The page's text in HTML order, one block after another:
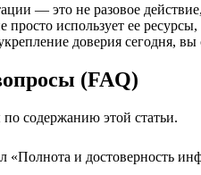
— это не разовое
просто использует ее
доверия сегодня,
(FAQ)
содержанию этой статьи.
«Полнота и достоверность